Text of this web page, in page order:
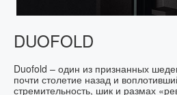
DUOFOLD
Duofold – один из признанных
почти столетие назад и
стремительность, шик и размах